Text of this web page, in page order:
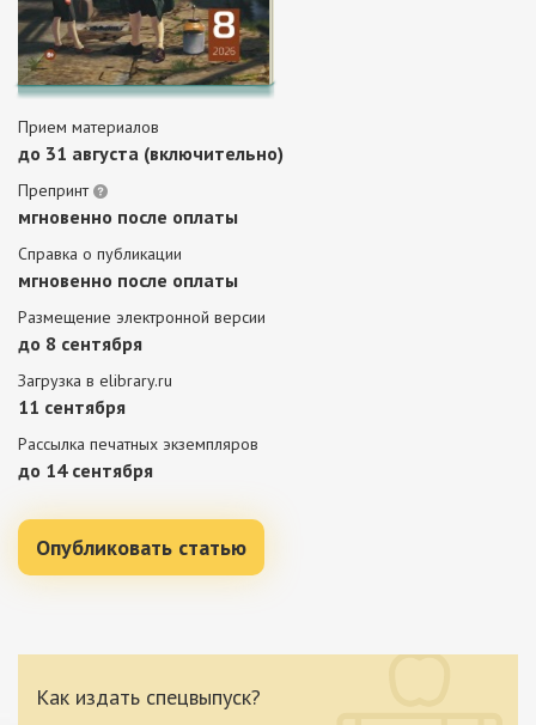
Прием материалов
до 31 августа (включительно)
Препринт
мгновенно после оплаты
Справка о публикации
мгновенно после оплаты
Размещение электронной версии
до 8 сентября
Загрузка в elibrary.ru
11 сентября
Рассылка печатных экземпляров
до 14 сентября
Опубликовать статью
Как издать спецвыпуск?